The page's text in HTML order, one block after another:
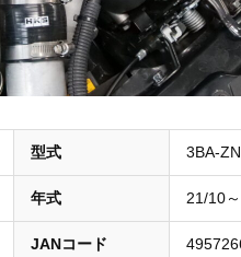
型式 3BA-
年式 21/10
JANコード